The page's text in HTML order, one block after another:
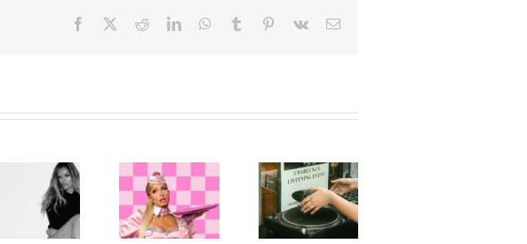
Facebook RedditLinkedInWhatsApp
Tumblr Pinterest
Vk Email
objavila singl
„Matadora“ i
najavila novi
album „No Me
Paris Hilton
ponovo u ulozi
„Gloss Boss“
u kampanji
NYX
među prvim
stanicama
nove ere
Charli xcx:
Objavljen